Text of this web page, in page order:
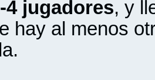
4 jugadores, y
hay al menos